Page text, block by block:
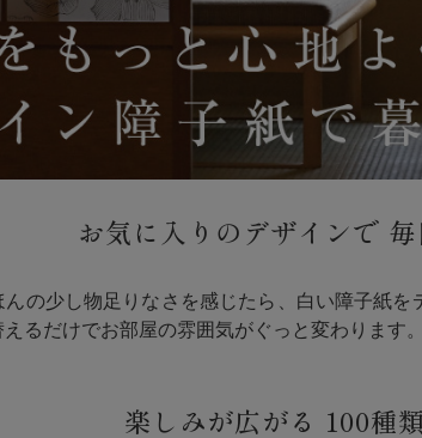
お気に入りのデザインで 毎
んの少し物足りなさを感じたら、白い障子紙
るだけでお部屋の雰囲気がぐっと変わります。
楽しみが広がる 100種